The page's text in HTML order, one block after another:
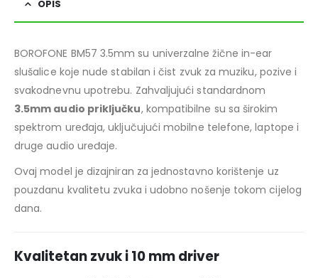
OPIS
BOROFONE BM57 3.5mm su univerzalne žične in-ear
slušalice koje nude stabilan i čist zvuk za muziku, pozive i
svakodnevnu upotrebu. Zahvaljujući standardnom
3.5mm audio priključku, kompatibilne su sa širokim
spektrom uređaja, uključujući mobilne telefone, laptope i
druge audio uređaje.
Ovaj model je dizajniran za jednostavno korištenje uz
pouzdanu kvalitetu zvuka i udobno nošenje tokom cijelog
dana.
Kvalitetan zvuk i 10 mm driver